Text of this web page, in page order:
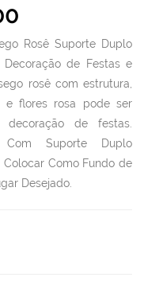
Rosê Suporte Duplo
de Festas e
rosê com estrutura,
e flores rosa pode ser
de festas.
Com Suporte Duplo
Como Fundo de
Desejado.